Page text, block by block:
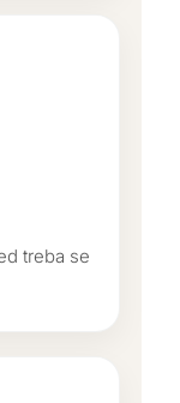
treba se